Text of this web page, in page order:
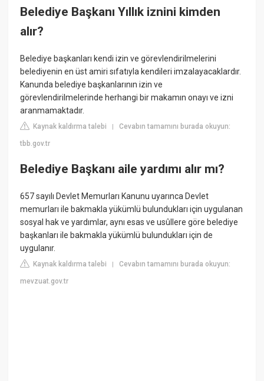
Belediye Başkanı Yıllık iznini kimden
alır?
Belediye başkanları kendi izin ve görevlendirilmelerini
belediyenin en üst amiri sıfatıyla kendileri imzalayacaklardır.
Kanunda belediye başkanlarının izin ve
görevlendirilmelerinde herhangi bir makamın onayı ve izni
aranmamaktadır.
Kaynak kaldırma talebi |Cevabın tamamını burada okuyun:
tbb.gov.tr
Belediye Başkanı aile yardımı alır mı?
657 sayılı Devlet Memurları Kanunu uyarınca Devlet
memurları ile bakmakla yükümlü bulundukları için uygulanan
sosyal hak ve yardımlar, aynı esas ve usûllere göre belediye
başkanları ile bakmakla yükümlü bulundukları için de
uygulanır.
Kaynak kaldırma talebi |Cevabın tamamını burada okuyun:
mevzuat.gov.tr